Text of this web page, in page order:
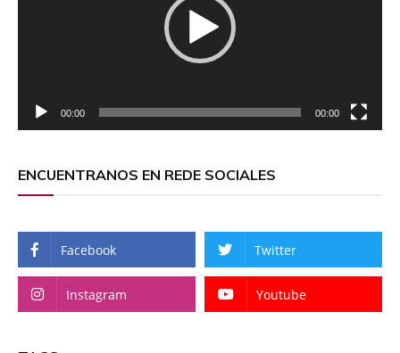
00:00 00:00
ENCUENTRANOS EN REDE SOCIALES
Facebook Twitter
Instagram Youtube